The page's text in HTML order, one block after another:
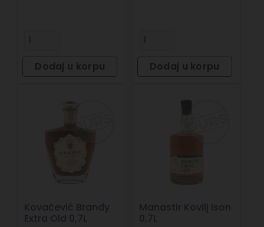
Dodaj u korpu Dodaj u korpu
Kovačević Brandy
Extra Old 0,7L
Manastir Kovilj Ison
0,7L